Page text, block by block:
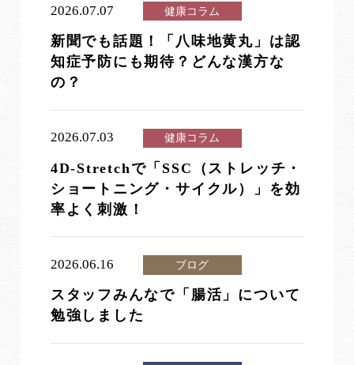
2026.07.07 健康コラム
新聞でも話題！「八味地黄丸」は認
知症予防にも期待？どんな漢方な
の？
2026.07.03 健康コラム
4D-Stretchで「SSC（ストレッチ・
ショートニング・サイクル）」を効
率よく刺激！
2026.06.16 ブログ
スタッフみんなで「腸活」について
勉強しました